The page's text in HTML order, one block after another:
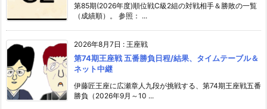
第85期(2026年度)順位戦C級2組の対戦相手＆勝敗の一覧
（成績順）。 参照： ...
2026年8月7日 : 王座戦
第74期王座戦 五番勝負日程/結果、タイムテーブル＆
ネット中継
伊藤匠王座に広瀬章人九段が挑戦する、第74期王座戦五番
勝負（2026年9月～10 ...